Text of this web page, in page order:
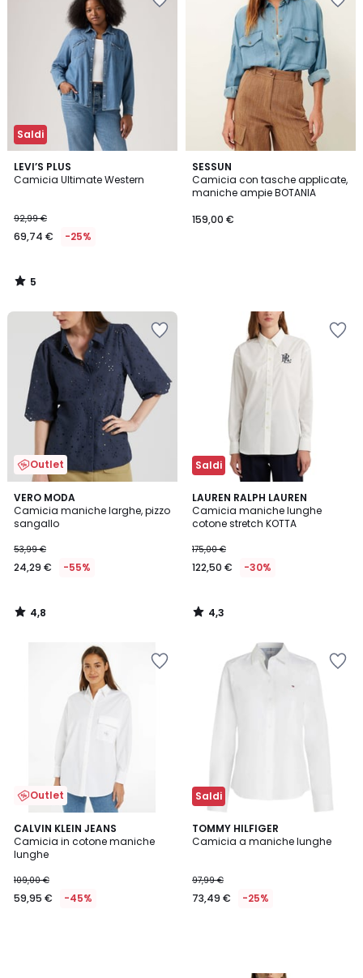
Saldi
LEVI’S PLUS
Camicia Ultimate Western
92,99 €
69,74 € -25%
5
/
5
/
SESSUN
Camicia con tasche applicate,
maniche ampie BOTANIA
159,00 €
Outlet
VERO MODA
Camicia maniche larghe, pizzo
sangallo
53,99 €
24,29 € -55%
4,8
/ 5
4,8
/
Saldi
LAUREN RALPH LAUREN
Camicia maniche lunghe
cotone stretch KOTTA
175,00 €
122,50 € -30%
4,3
/ 5
4,3
/
Outlet
CALVIN KLEIN JEANS
Camicia in cotone maniche
lunghe
109,00 €
59,95 € -45%
Saldi
TOMMY HILFIGER
Camicia a maniche lunghe
97,99 €
73,49 € -25%